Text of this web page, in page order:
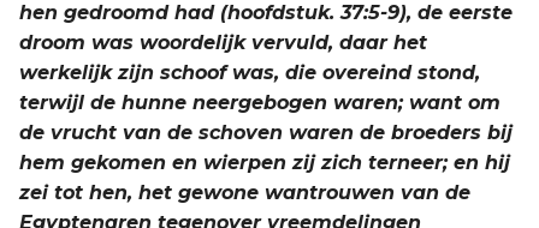
hen gedroomd had (hoofdstuk. 37:5-9), de eerste
droom was woordelijk vervuld, daar het
werkelijk zijn schoof was, die overeind stond,
terwijl de hunne neergebogen waren; want om
de vrucht van de schoven waren de broeders bij
hem gekomen en wierpen zij zich terneer; en hij
zei tot hen, het gewone wantrouwen van de
Egyptenaren tegenover vreemdelingen